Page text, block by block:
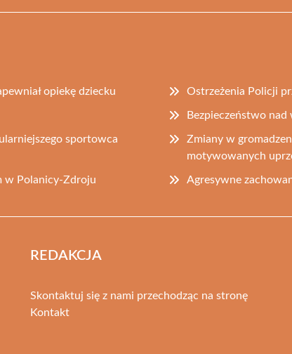
opiekę dziecku Ostrzeżenia Policji
Bezpieczeństwo
sportowca
Zmiany w
motywowanych
w Polanicy-Zdroju Agresywne
REDAKCJA
Skontaktuj się z nami przechodząc na stronę
Kontakt